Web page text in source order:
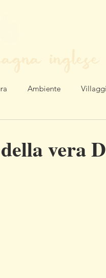
inglese
Ambiente Villaggi
vera